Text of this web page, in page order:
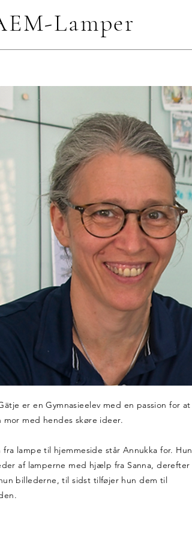
Lamper
er en Gymnasieelev med en passion for at
med hendes skøre ideer.
fra lampe til hjemmeside står Annukka for. Hun
af lamperne med hjælp fra Sanna, derefter
billederne, til sidst tilføjer hun dem til